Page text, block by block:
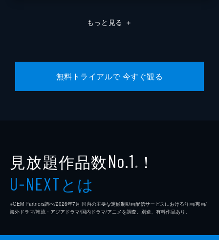
もっと見る ＋
無料トライアルで 今すぐ観る
見放題作品数No.1 ※ ！
U-NEXTとは
※GEM Partners調べ/2026年7⽉ 国内の主要な定額制動画配信サービスにおける洋画/邦画/
海外ドラマ/韓流・アジアドラマ/国内ドラマ/アニメを調査。別途、有料作品あり。